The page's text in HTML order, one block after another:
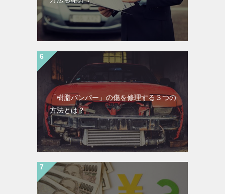
「樹脂バンパー」の傷を修理する３つの
方法とは？